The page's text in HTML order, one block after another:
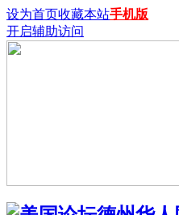
设为首页收藏本站手机版
开启辅助访问